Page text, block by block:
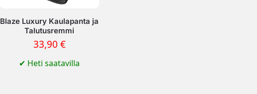
Blaze Luxury Kaulapanta ja
Talutusremmi
33,90 €
✔ Heti saatavilla